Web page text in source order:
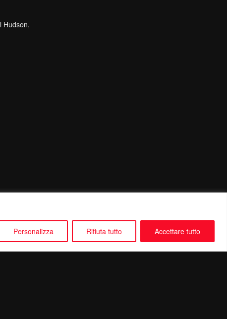
Personalizza Rifiuta tutto Accettare tutto
Hudson,